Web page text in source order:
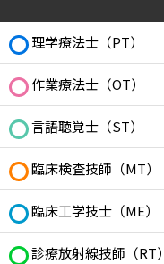
理学療法士（PT）
作業療法士（OT）
言語聴覚士（ST）
臨床検査技師（MT）
臨床工学技士（ME）
診療放射線技師（RT）